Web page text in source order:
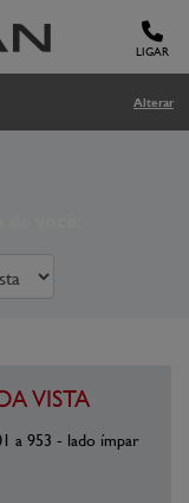
LIGAR
Alterar
VISTA
a 953 - lado ímpar